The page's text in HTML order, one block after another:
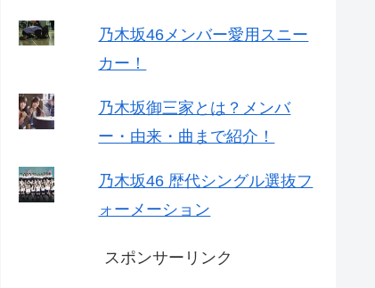
乃木坂46メンバー愛用スニー
カー！
乃木坂御三家とは？メンバ
ー・由来・曲まで紹介！
乃木坂46 歴代シングル選抜フ
ォーメーション
スポンサーリンク